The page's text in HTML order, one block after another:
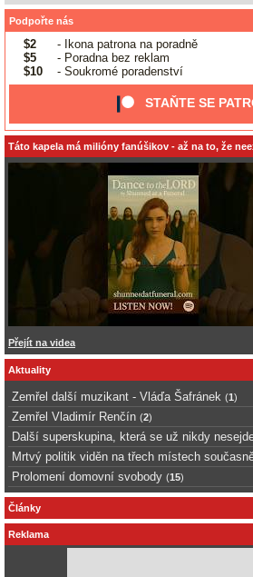
Podpořte nás
$2
- Ikona patrona na poradně
$5
- Poradna bez reklam
$10
- Soukromé poradenství
STAŇTE SE
Táto kapela má milióny fanúšikov - až na to, že
Přejít na videa
Aktuality
Zemřel další muzikant - Vláďa Šafránek (1)
Zemřel Vladimír Renčín (2)
Další superskupina, která se už nikdy
Mrtvý politik viděn na třech místech
Prolomení domovní svobody (15)
Články
Reklama